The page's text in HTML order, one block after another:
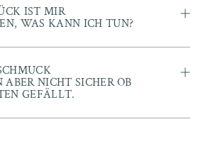
IST MIR
WAS KANN ICH TUN?
ABER NICHT SICHER OB
GEFÄLLT.